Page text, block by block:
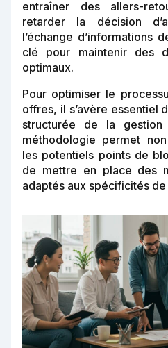
entraîner des allers-
retarder la décision
l’échange d’informations
clé pour maintenir des
optimaux.
Pour optimiser le
offres, il s’avère essentiel
structurée de la gestion
méthodologie permet
les potentiels points de
de mettre en place des
adaptés aux spécificités